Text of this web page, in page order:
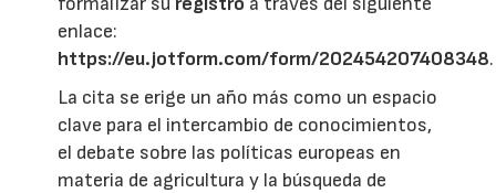
enlace:
https://eu.jotform.com/form/202454207408348.
La cita se erige un año más como un espacio
clave para el intercambio de conocimientos,
el debate sobre las políticas europeas en
materia de agricultura y la búsqueda de